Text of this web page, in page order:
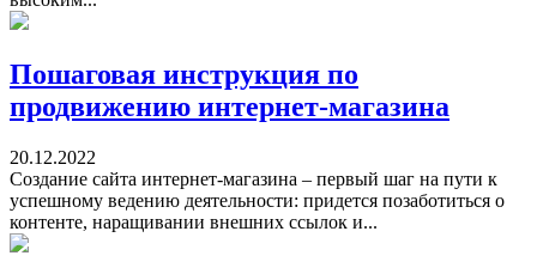
Пошаговая инструкция по
продвижению интернет-магазина
20.12.2022
Создание сайта интернет-магазина – первый шаг на пути к
успешному ведению деятельности: придется позаботиться о
контенте, наращивании внешних ссылок и...